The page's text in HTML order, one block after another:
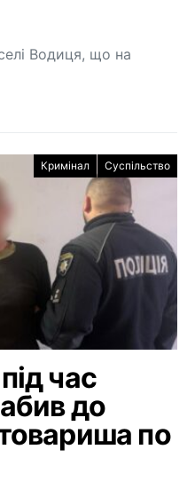
Водиця, що на
Кримінал Суспільство
час
до
по